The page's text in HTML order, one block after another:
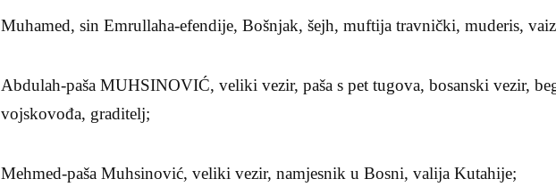
Muhamed, sin Emrullaha-efendije, Bošnjak, šejh, muftija travnički, muderis,
Abdulah-paša MUHSINOVIĆ, veliki vezir, paša s pet tugova, bosanski vezir,
vojskovođa, graditelj;
Mehmed-paša Muhsinović, veliki vezir, namjesnik u Bosni, valija Kutahije;